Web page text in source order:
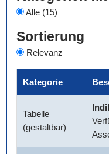
Alle (15)
Sortierung
Relevanz
Kategorie
Tabelle
(gestaltbar)